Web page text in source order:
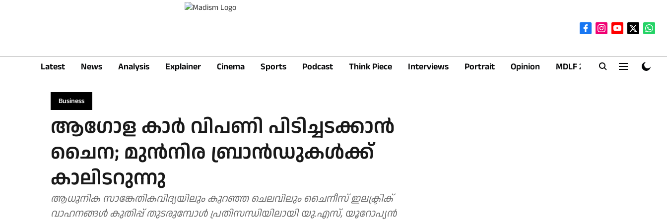
Latest News Analysis Explainer Cinema Sports Podcast Think Piece Interviews Portrait Opinion MDLF 2026
Business
ആഗോള കാര്‍ വിപണി പിടിച്ചടക്കാന്‍
ചൈന; മുൻനിര ബ്രാന്‍ഡുകള്‍ക്ക്
കാലിടറുന്നു
ആധുനിക സാങ്കേതികവിദ്യയിലും കുറഞ്ഞ ചെലവിലും ചൈനീസ് ഇലക്ട്രിക്
വാഹനങ്ങള്‍ കുതിപ്പ് തുടരുമ്പോള്‍ പ്രതിസന്ധിയിലായി യു.എസ്, യൂറോപ്യൻ